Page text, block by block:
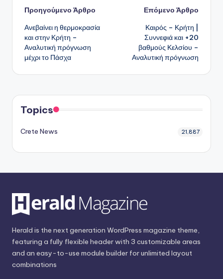
Πλοήγηση
δημοσιεύσεων
Προηγούμενο Άρθρο
Ανεβαίνει η θερμοκρασία
και στην Κρήτη –
Αναλυτική πρόγνωση
μέχρι το Πάσχα
Επόμενο Άρθρο
Καιρός – Κρήτη |
Συννεφιά και +20
βαθμούς Κελσίου –
Αναλυτική πρόγνωση
Topics
Crete News 21,887
Herald is the next generation WordPress magazine theme,
featuring a fully flexible header with 3 customizable areas
and an easy-to-use module builder for unlimited layout
combinations